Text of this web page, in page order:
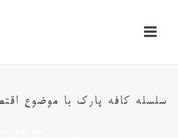
سلسله کافه پارک با موضوع